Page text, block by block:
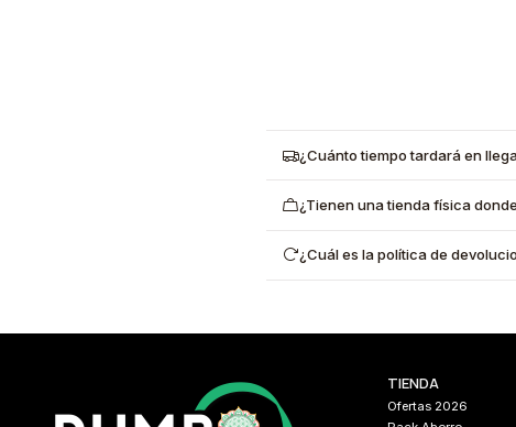
¿Cuánto tiempo tardará en
¿Tienen una tienda física
¿Cuál es la política de
TIENDA
Ofertas 2026